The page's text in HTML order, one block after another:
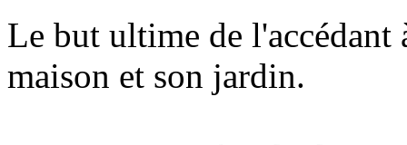
Le but ultime de l'accédant
maison et son jardin.